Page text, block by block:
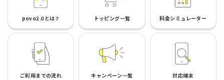
povo2.0とは？ トッピング一覧 料金シミュレーター
ご利用までの流れ キャンペーン一覧 対応端末